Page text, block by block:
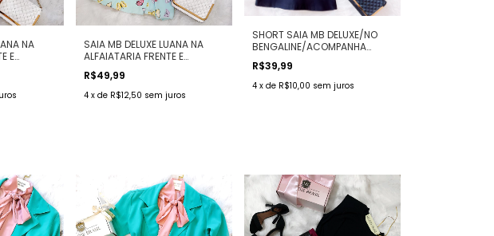
NA
E
SAIA MB DELUXE LUANA NA
ALFAIATARIA FRENTE E
COSTAS É SAIA ( ESTAMPA
MINI BORBOLETAS FUNDO
VERDE)
R$49,99
4 x de R$12,50 sem juros
SHORT SAIA MB DELUXE/NO
BENGALINE/ACOMPANHA
CINTO/ATRÁS É SHORT ( COR
PRETO)
R$39,99
4 x de R$10,00 sem juros